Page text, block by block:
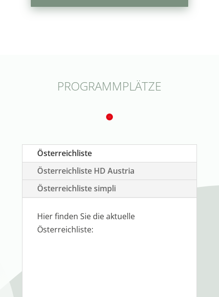
PROGRAMMPLÄTZE
Österreichliste
Österreichliste HD Austria
Österreichliste simpli
Hier finden Sie die aktuelle
Österreichliste: